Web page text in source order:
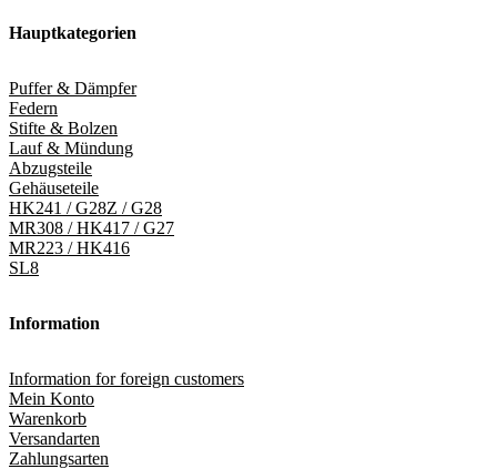
Hauptkategorien
Puffer & Dämpfer
Federn
Stifte & Bolzen
Lauf & Mündung
Abzugsteile
Gehäuseteile
HK241 / G28Z / G28
MR308 / HK417 / G27
MR223 / HK416
SL8
Information
Information for foreign customers
Mein Konto
Warenkorb
Versandarten
Zahlungsarten